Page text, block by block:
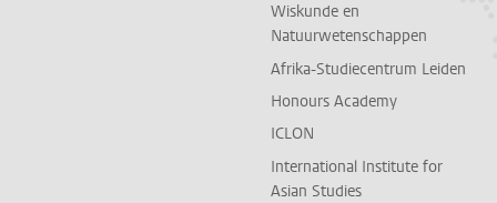
Wiskunde en
Natuurwetenschappen
Afrika-Studiecentrum Leiden
Honours Academy
ICLON
International Institute for
Asian Studies